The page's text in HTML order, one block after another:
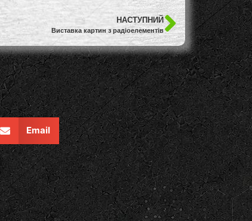
НАСТУПНИЙ
Виставка картин з радіоелементів
Email